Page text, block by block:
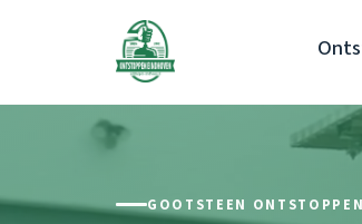
GOOTSTEEN